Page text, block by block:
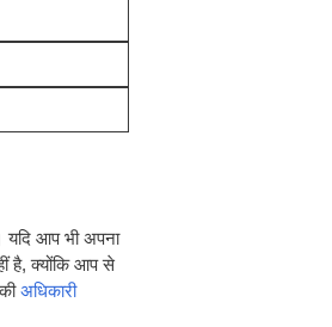
यदि आप भी अपना
है, क्योंकि आप से
अधिकारी